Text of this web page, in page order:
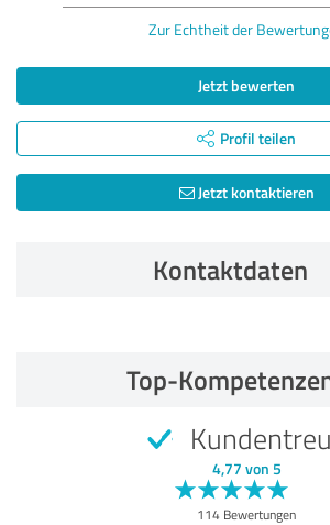
Zur Echtheit der
Jetzt bewerten
Profil teilen
Jetzt kontaktieren
Kontaktdaten
Top-
4,77 von 5
114 Bewertungen